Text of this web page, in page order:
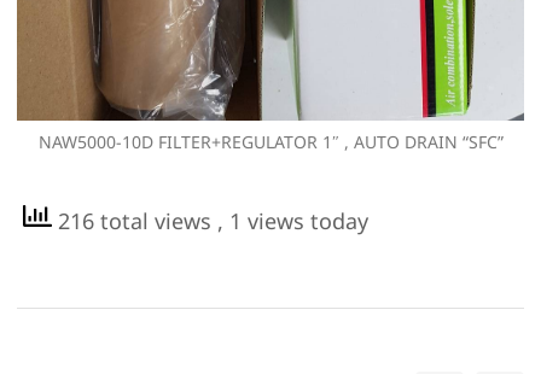
NAW5000-10D FILTER+REGULATOR 1″ , AUTO DRAIN “SFC”
216 total views , 1 views today